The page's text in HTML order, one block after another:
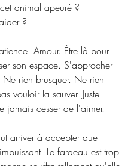
animal apeuré ?
?
Amour. Être là pour
son espace. S'approcher
rien brusquer. Ne rien
vouloir la sauver. Juste
jamais cesser de l'aimer.
arriver à accepter que
Le fardeau est trop